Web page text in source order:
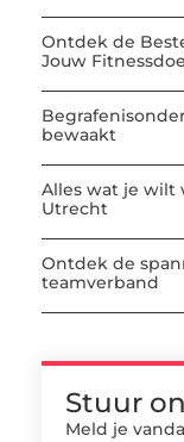
Ontdek de
Jouw
bewaakt
Alles wat je wilt
Utrecht
Ontdek de
teamverband
Stuur
Meld je